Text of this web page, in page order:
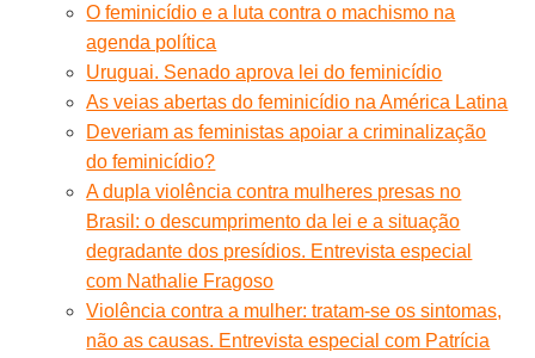
O feminicídio e a luta contra o machismo na
agenda política
Uruguai. Senado aprova lei do feminicídio
As veias abertas do feminicídio na América Latina
Deveriam as feministas apoiar a criminalização
do feminicídio?
A dupla violência contra mulheres presas no
Brasil: o descumprimento da lei e a situação
degradante dos presídios. Entrevista especial
com Nathalie Fragoso
Violência contra a mulher: tratam-se os sintomas,
não as causas. Entrevista especial com Patrícia